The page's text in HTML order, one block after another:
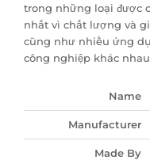
trong những loại được
nhất vì chất lượng và
cũng như nhiều ứng
công nghiệp khác nhau
Name
Manufacturer
Made By